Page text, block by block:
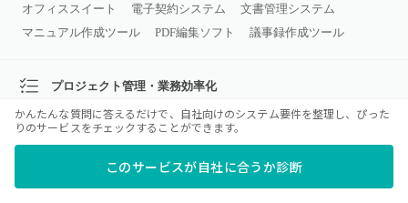
オフィススイート 電子契約システム
文書管理システム
マニュアル作成ツール
PDF編集ソフト 議事録作成ツール
プロジェクト管理・業務効率化
RPA
かんたんな質問に答えるだけで、自社向けのシステム要件を整理し、ぴった
りのサービスをチェックすることができます。
このサービスが自社に合うか診断